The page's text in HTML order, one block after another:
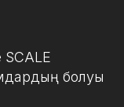
болуы